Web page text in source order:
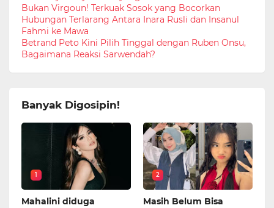
Bukan Virgoun! Terkuak Sosok yang Bocorkan
Hubungan Terlarang Antara Inara Rusli dan Insanul
Fahmi ke Mawa
Betrand Peto Kini Pilih Tinggal dengan Ruben Onsu,
Bagaimana Reaksi Sarwendah?
Banyak Digosipin!
1
Mahalini diduga
2
Masih Belum Bisa